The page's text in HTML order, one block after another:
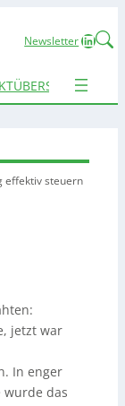
Newsletter
effektiv steuern
jetzt war
In enger
wurde das